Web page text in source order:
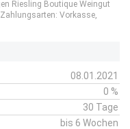
Riesling Boutique Weingut
Vorkasse,
08.01.2021
0 %
30 Tage
bis 6 Wochen